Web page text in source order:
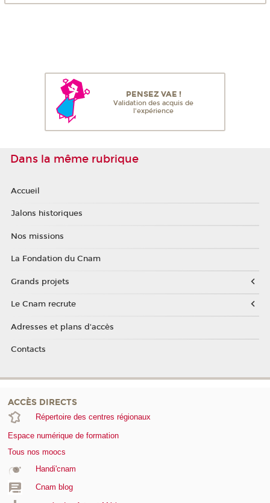
PENSEZ VAE !
Validation des acquis de
l'expérience
Dans la même rubrique
Accueil
Jalons historiques
Nos missions
La Fondation du Cnam
Grands projets
Le Cnam recrute
Adresses et plans d'accès
Contacts
ACCÈS DIRECTS
Répertoire des centres régionaux
Espace numérique de formation
Tous nos moocs
Handi'cnam
Cnam blog